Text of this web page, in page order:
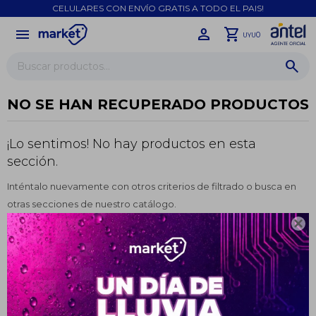

CELULARES CON ENVÍO GRATIS A TODO EL PAIS!
menu UYU0
NO SE HAN RECUPERADO PRODUCTOS
¡Lo sentimos! No hay productos en esta
sección.
Inténtalo nuevamente con otros criterios de filtrado o busca en
otras secciones de nuestro catálogo.
Filtrando por: Umidigi
¡Sumate a la forma más ágil de
comprar!
Comprá en 3 cuotas sin recargo o hasta en
12 cuotas * ¡Solo con tu cédula!
close